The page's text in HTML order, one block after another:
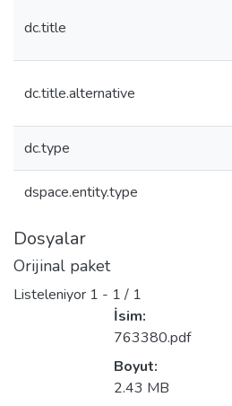
dc.title
dc.title.alternative
dc.type
dspace.entity.type
Dosyalar
Orijinal paket
Listeleniyor 1 - 1 / 1
İsim:
763380.pdf
Boyut:
2.43 MB